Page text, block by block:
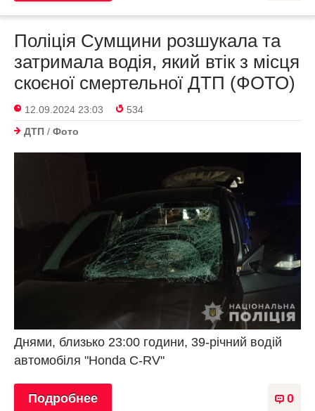
Поліція Сумщини розшукала та
затримала водія, який втік з місця
скоєної смертельної ДТП (ФОТО)
12.09.2024 23:03
534
ДТП / Фото
Днями, близько 23:00 години, 39-річний водій
автомобіля "Honda C-RV"
0
Подробнее